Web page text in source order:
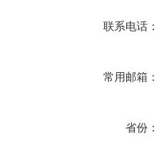
联系电话：
常用邮箱：
省份：